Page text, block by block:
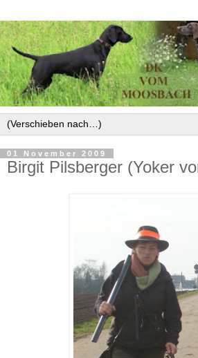
01 November 2009
Birgit Pilsberger (Yoker